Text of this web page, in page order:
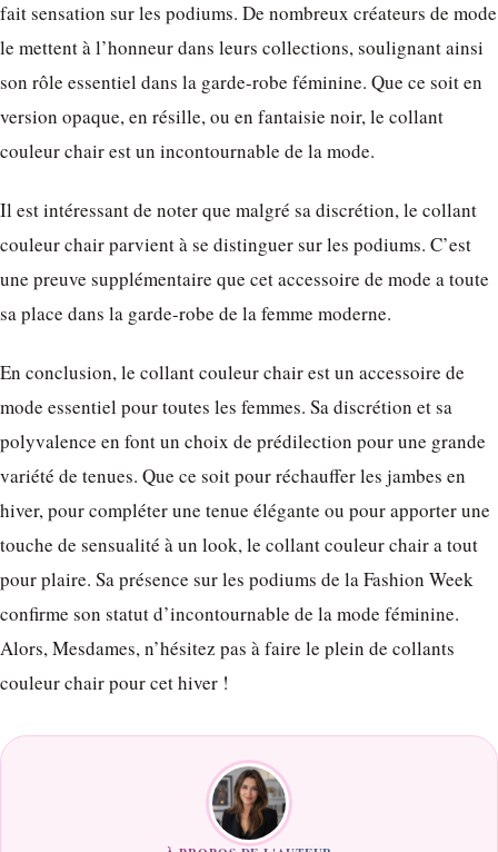
fait sensation sur les podiums. De nombreux créateurs de mode
le mettent à l’honneur dans leurs collections, soulignant ainsi
son rôle essentiel dans la garde-robe féminine. Que ce soit en
version opaque, en résille, ou en fantaisie noir, le collant
couleur chair est un incontournable de la mode.
Il est intéressant de noter que malgré sa discrétion, le collant
couleur chair parvient à se distinguer sur les podiums. C’est
une preuve supplémentaire que cet accessoire de mode a toute
sa place dans la garde-robe de la femme moderne.
En conclusion, le collant couleur chair est un accessoire de
mode essentiel pour toutes les femmes. Sa discrétion et sa
polyvalence en font un choix de prédilection pour une grande
variété de tenues. Que ce soit pour réchauffer les jambes en
hiver, pour compléter une tenue élégante ou pour apporter une
touche de sensualité à un look, le collant couleur chair a tout
pour plaire. Sa présence sur les podiums de la Fashion Week
confirme son statut d’incontournable de la mode féminine.
Alors, Mesdames, n’hésitez pas à faire le plein de collants
couleur chair pour cet hiver !